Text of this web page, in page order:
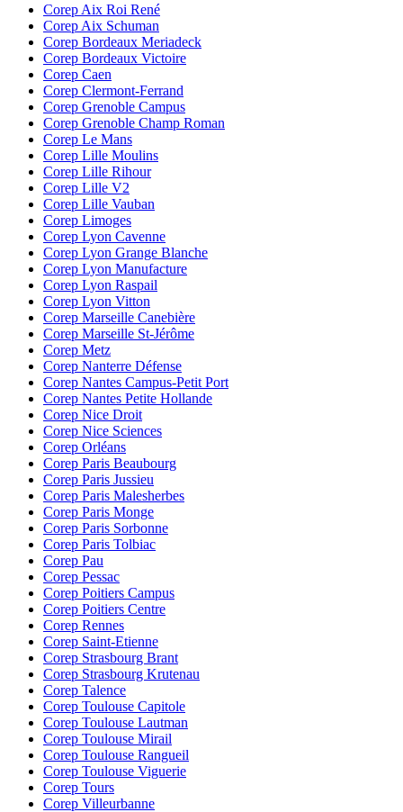
Corep Aix Roi René
Corep Aix Schuman
Corep Bordeaux Meriadeck
Corep Bordeaux Victoire
Corep Caen
Corep Clermont-Ferrand
Corep Grenoble Campus
Corep Grenoble Champ Roman
Corep Le Mans
Corep Lille Moulins
Corep Lille Rihour
Corep Lille V2
Corep Lille Vauban
Corep Limoges
Corep Lyon Cavenne
Corep Lyon Grange Blanche
Corep Lyon Manufacture
Corep Lyon Raspail
Corep Lyon Vitton
Corep Marseille Canebière
Corep Marseille St-Jérôme
Corep Metz
Corep Nanterre Défense
Corep Nantes Campus-Petit Port
Corep Nantes Petite Hollande
Corep Nice Droit
Corep Nice Sciences
Corep Orléans
Corep Paris Beaubourg
Corep Paris Jussieu
Corep Paris Malesherbes
Corep Paris Monge
Corep Paris Sorbonne
Corep Paris Tolbiac
Corep Pau
Corep Pessac
Corep Poitiers Campus
Corep Poitiers Centre
Corep Rennes
Corep Saint-Etienne
Corep Strasbourg Brant
Corep Strasbourg Krutenau
Corep Talence
Corep Toulouse Capitole
Corep Toulouse Lautman
Corep Toulouse Mirail
Corep Toulouse Rangueil
Corep Toulouse Viguerie
Corep Tours
Corep Villeurbanne